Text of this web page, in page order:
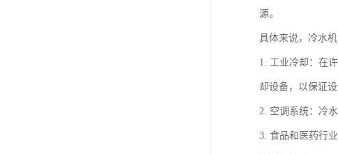
源。
具体来说，冷水
1. 工业冷却：在
却设备，以保证
2. 空调系统：冷
3. 食品和医药行